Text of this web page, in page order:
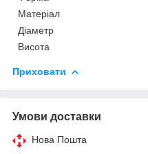
Матеріал
Діаметр
Висота
Приховати
Умови доставки
Нова Пошта